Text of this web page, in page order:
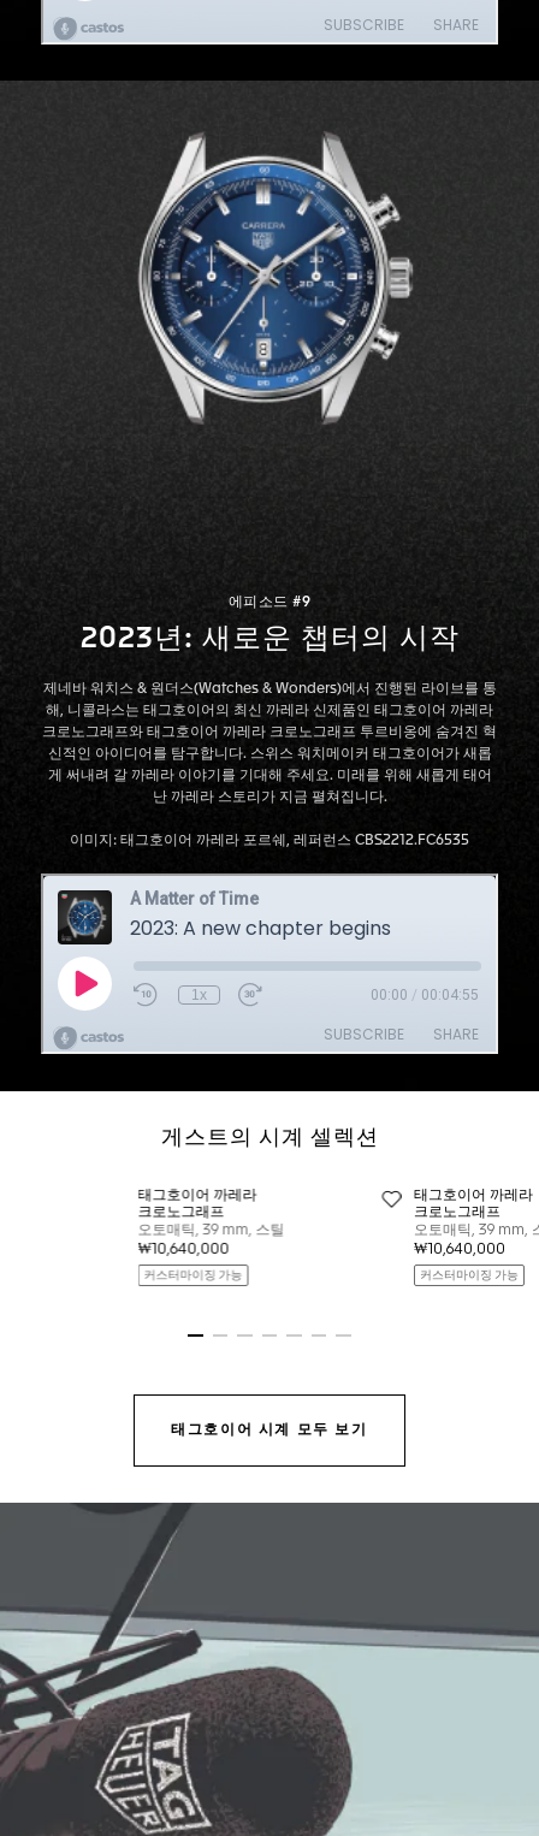
에피소드 #9
2023년: 새로운 챕터의 시작
제네바 워치스 & 원더스(Watches & Wonders)에서 진행된 라이브를 통
해, 니콜라스는 태그호이어의 최신 까레라 신제품인 태그호이어 까레라
크로노그래프와 태그호이어 까레라 크로노그래프 투르비옹에 숨겨진 혁
신적인 아이디어를 탐구합니다. 스위스 워치메이커 태그호이어가 새롭
게 써내려 갈 까레라 이야기를 기대해 주세요. 미래를 위해 새롭게 태어
난 까레라 스토리가 지금 펼쳐집니다.
이미지: 태그호이어 까레라 포르쉐, 레퍼런스 CBS2212.FC6535
게스트의 시계 셀렉션
태그호이어 시계 모두 보기